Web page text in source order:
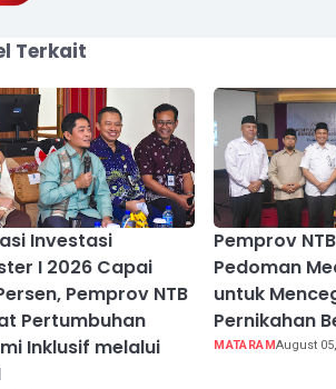
Terkait
Investasi
I 2026 Capai
Pemprov NTB
Pertumbuhan
Inklusif melalui
Pemprov
Pedoman
untuk
Pernikahan
MATARAMAugust